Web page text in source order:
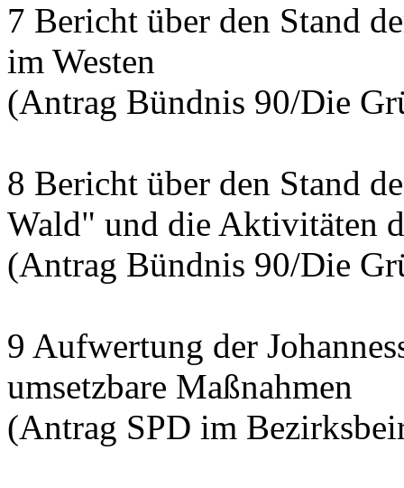
7 Bericht über den Stand
im Westen
(Antrag Bündnis 90/Die
8 Bericht über den Stand
Wald" und die Aktivitäten
(Antrag Bündnis 90/Die
9 Aufwertung der
umsetzbare Maßnahmen
(Antrag SPD im